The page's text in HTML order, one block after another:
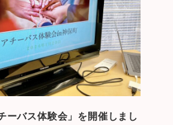
ーバス体験会」を開催しまし